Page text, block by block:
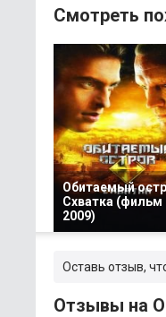
Смотреть
Обитаемый
Схватка (фильм
2009)
Оставь отзыв,
Отзывы на